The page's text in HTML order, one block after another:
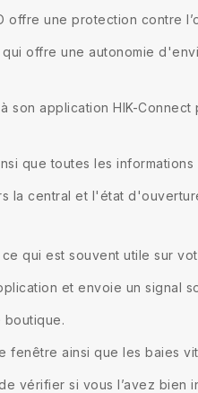
une protection contre
offre une autonomie
son application HIK-
que toutes les
la central et l'état
qui est souvent utile sur
et envoie un signal
boutique.
fenêtre ainsi que les baies
vérifier si vous l’avez